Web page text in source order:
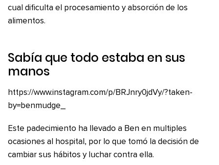
cual dificulta el procesamiento y absorción de los
alimentos.
Sabía que todo estaba en sus
manos
https://www.instagram.com/p/BRJnry0jdVy/?taken-
by=benmudge_
Este padecimiento ha llevado a Ben en multiples
ocasiones al hospital, por lo que tomó la decisión de
cambiar sus hábitos y luchar contra ella.